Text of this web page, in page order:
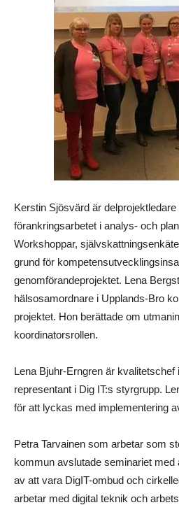
Kerstin Sjösvärd är
förankringsarbetet i analys- och
Workshoppar,
grund för
genomförandeprojektet. Lena
hälsosamordnare i Upplands-Bro
projektet. Hon berättade om
koordinatorsrollen.
Lena Bjuhr-Erngren är
representant i Dig IT:s styrgrupp.
för att lyckas med implementering
Petra Tarvainen som arbetar som
kommun avslutade seminariet med
av att vara DigIT-ombud och
arbetar med digital teknik och